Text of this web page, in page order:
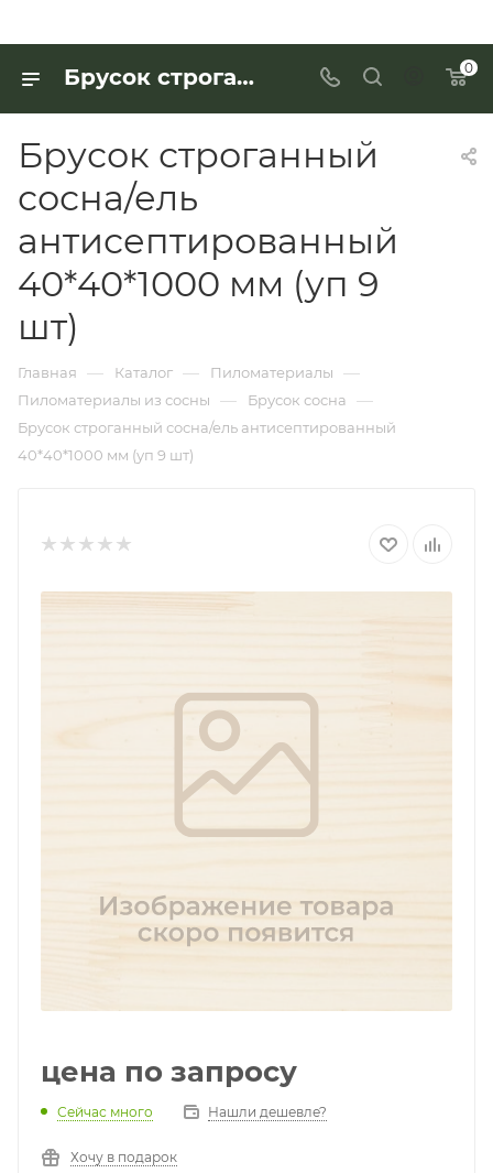
Брусок строганный сосна/ель антисептированный 40*40*1000 мм (уп 9 шт) для работы с деревянными изделиями — купить в «Интерьер Дом» 0
Брусок строганный
сосна/ель
антисептированный
40*40*1000 мм (уп 9
шт)
Главная — Каталог — Пиломатериалы —
Пиломатериалы из сосны — Брусок сосна —
Брусок строганный сосна/ель антисептированный
40*40*1000 мм (уп 9 шт)
цена по запросу
Сейчас много Нашли дешевле?
Хочу в подарок